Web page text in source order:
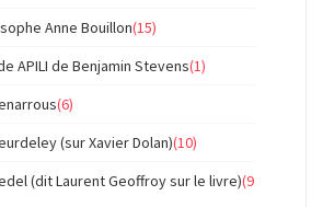
Anne Bouillon(15)
APILI de Benjamin Stevens(1)
(6)
(sur Xavier Dolan)(10)
(dit Laurent Geoffroy sur le livre)(9